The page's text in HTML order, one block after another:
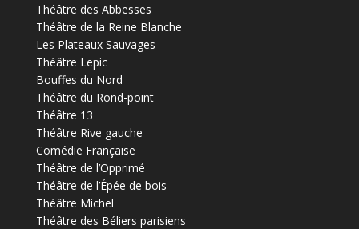
Théâtre des Abbesses
Théâtre de la Reine Blanche
Les Plateaux Sauvages
Théâtre Lepic
Bouffes du Nord
Théâtre du Rond-point
Théâtre 13
Théâtre Rive gauche
Comédie Française
Théâtre de l’Opprimé
Théâtre de l’Épée de bois
Théâtre Michel
Théâtre des Béliers parisiens